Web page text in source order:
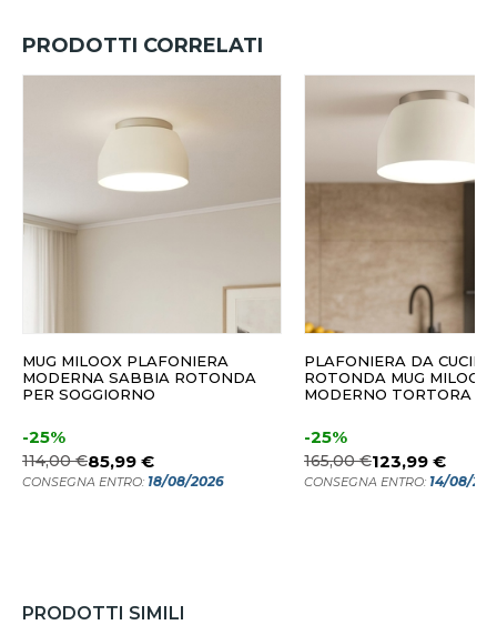
PRODOTTI CORRELATI
MUG MILOOX PLAFONIERA
MODERNA SABBIA ROTONDA
PER SOGGIORNO
-25%
114,00 €85,99 €
CONSEGNA ENTRO: 18/08/2026
PLAFONIERA DA CUCINA
ROTONDA MUG MILOOX
MODERNO TORTORA
-25%
165,00 €123,99 €
CONSEGNA ENTRO: 14/08/
PRODOTTI SIMILI